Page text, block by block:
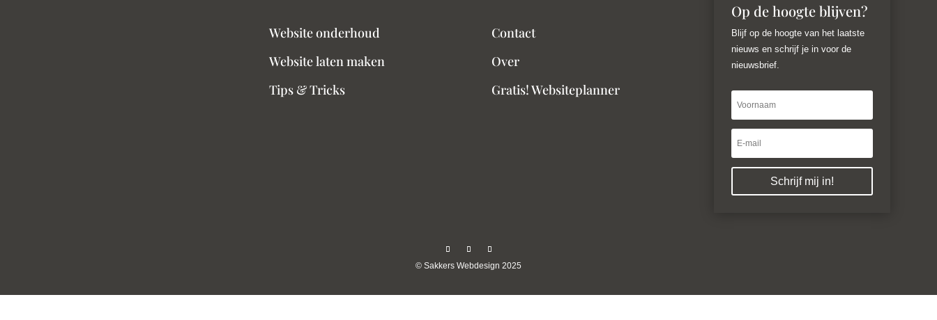
Website onderhoud
Website laten maken
Tips & Tricks
Contact
Over
Gratis! Websiteplanner
Op de hoogte blijven?
Blijf op de hoogte van het laatste
nieuws en schrijf je in voor de
nieuwsbrief.
Schrijf mij in!
© Sakkers Webdesign 2025